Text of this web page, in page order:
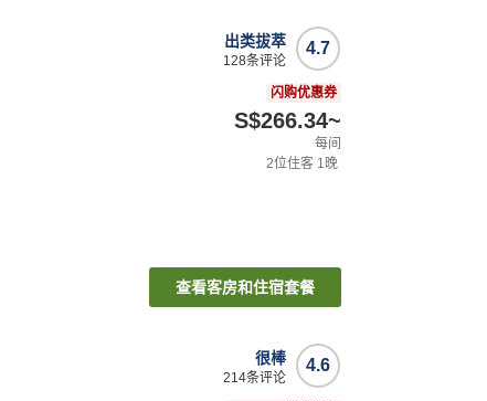
4.7
出类拔萃
128条评论
闪购优惠券
S$266.34~
每间
2位住客 1晚
查看客房和住宿套餐
4.6
很棒
214条评论